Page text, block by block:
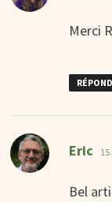
Merci
Eric
Bel